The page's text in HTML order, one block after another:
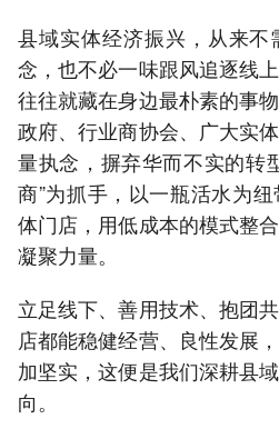
县域实体经济振兴，从来
念，也不必一味跟风追逐线
往往就藏在身边最朴素的事
政府、行业商协会、广大实
量执念，摒弃华而不实的转
商”为抓手，以一瓶活水为
体门店，用低成本的模式整
凝聚力量。
立足线下、善用技术、抱团
店都能稳健经营、良性发展
加坚实，这便是我们深耕县
向。